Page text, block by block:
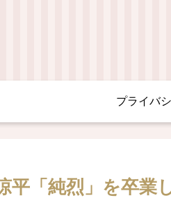
プライバ
平「純烈」を卒業